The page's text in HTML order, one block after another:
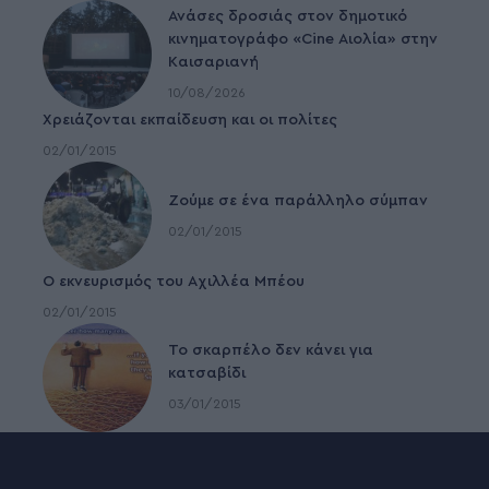
Ανάσες δροσιάς στον δημοτικό
κινηματογράφο «Cine Αιολία» στην
Καισαριανή
10/08/2026
Χρειάζονται εκπαίδευση και οι πολίτες
02/01/2015
Ζούμε σε ένα παράλληλο σύμπαν
02/01/2015
Ο εκνευρισμός του Αχιλλέα Μπέου
02/01/2015
To σκαρπέλο δεν κάνει για
κατσαβίδι
03/01/2015